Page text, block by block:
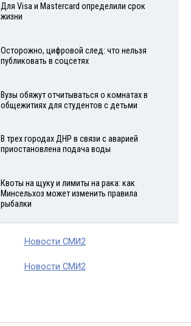
Для Visа и Mastercard определили срок
жизни
Осторожно, цифровой след: что нельзя
публиковать в соцсетях
Вузы обяжут отчитываться о комнатах в
общежитиях для студентов с детьми
В трех городах ДНР в связи с аварией
приостановлена подача воды
Квоты на щуку и лимиты на рака: как
Минсельхоз может изменить правила
рыбалки
Новости СМИ2
Новости СМИ2